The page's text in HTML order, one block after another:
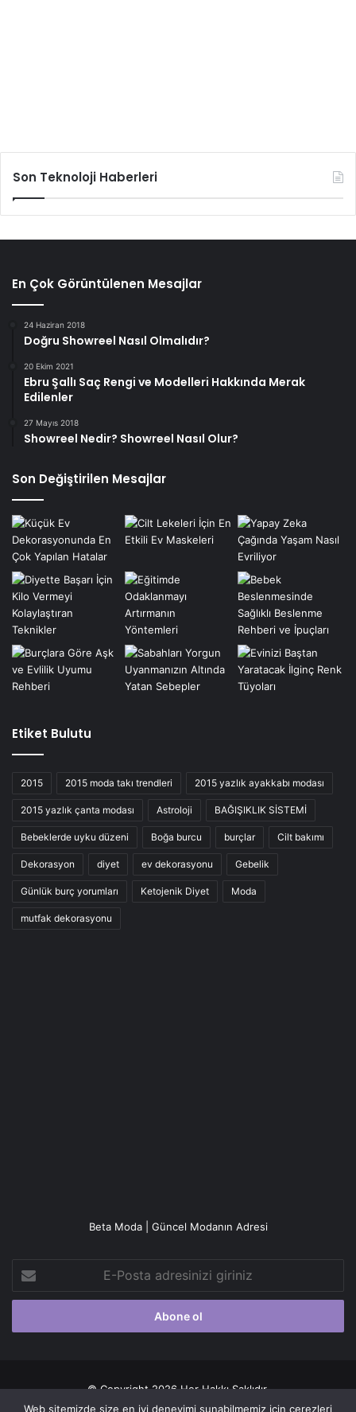
Son Teknoloji Haberleri
En Çok Görüntülenen Mesajlar
24 Haziran 2018
Doğru Showreel Nasıl Olmalıdır?
20 Ekim 2021
Ebru Şallı Saç Rengi ve Modelleri Hakkında Merak
Edilenler
27 Mayıs 2018
Showreel Nedir? Showreel Nasıl Olur?
Son Değiştirilen Mesajlar
Etiket Bulutu
2015 2015 moda takı trendleri 2015 yazlık ayakkabı modası
2015 yazlık çanta modası Astroloji BAĞIŞIKLIK SİSTEMİ
Bebeklerde uyku düzeni Boğa burcu burçlar Cilt bakımı
Dekorasyon diyet ev dekorasyonu Gebelik
Günlük burç yorumları Ketojenik Diyet Moda
mutfak dekorasyonu
Beta Moda | Güncel Modanın Adresi
Posta
adresinizi
© Copyright 2026 Her Hakkı Saklıdır.
Web sitemizde size en iyi deneyimi sunabilmemiz için çerezleri